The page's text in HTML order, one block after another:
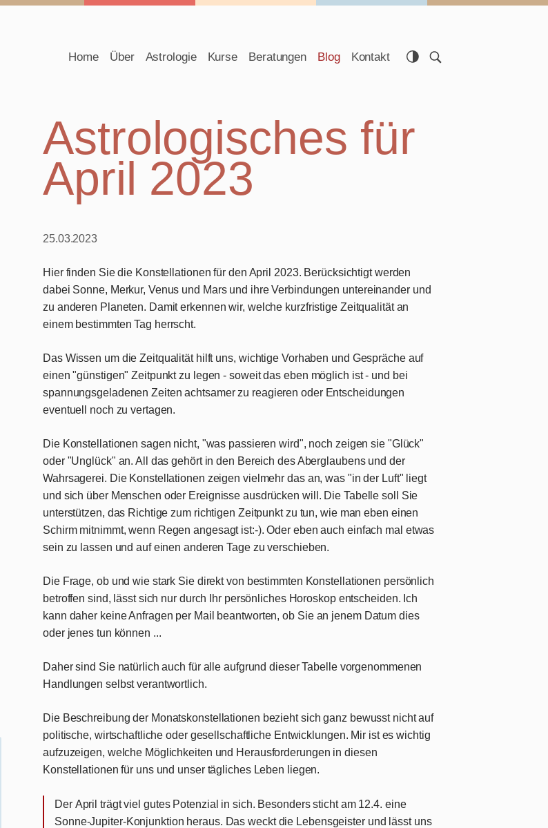
Navigation
überspringen
Home Über Astrologie Kurse Beratungen Blog Kontakt
Astrologisches für
April 2023
25.03.2023
Hier finden Sie die Konstellationen für den April 2023. Berücksichtigt werden
dabei Sonne, Merkur, Venus und Mars und ihre Verbindungen untereinander und
zu anderen Planeten. Damit erkennen wir, welche kurzfristige Zeitqualität an
einem bestimmten Tag herrscht.
Das Wissen um die Zeitqualität hilft uns, wichtige Vorhaben und Gespräche auf
einen "günstigen" Zeitpunkt zu legen - soweit das eben möglich ist - und bei
spannungsgeladenen Zeiten achtsamer zu reagieren oder Entscheidungen
eventuell noch zu vertagen.
Die Konstellationen sagen nicht, "was passieren wird", noch zeigen sie "Glück"
oder "Unglück" an. All das gehört in den Bereich des Aberglaubens und der
Wahrsagerei. Die Konstellationen zeigen vielmehr das an, was "in der Luft" liegt
und sich über Menschen oder Ereignisse ausdrücken will. Die Tabelle soll Sie
unterstützen, das Richtige zum richtigen Zeitpunkt zu tun, wie man eben einen
Schirm mitnimmt, wenn Regen angesagt ist:-). Oder eben auch einfach mal etwas
sein zu lassen und auf einen anderen Tage zu verschieben.
Die Frage, ob und wie stark Sie direkt von bestimmten Konstellationen persönlich
betroffen sind, lässt sich nur durch Ihr persönliches Horoskop entscheiden. Ich
kann daher keine Anfragen per Mail beantworten, ob Sie an jenem Datum dies
oder jenes tun können ...
Daher sind Sie natürlich auch für alle aufgrund dieser Tabelle vorgenommenen
Handlungen selbst verantwortlich.
Die Beschreibung der Monatskonstellationen bezieht sich ganz bewusst nicht auf
politische, wirtschaftliche oder gesellschaftliche Entwicklungen. Mir ist es wichtig
aufzuzeigen, welche Möglichkeiten und Herausforderungen in diesen
Konstellationen für uns und unser tägliches Leben liegen.
Der Aprilträgt viel gutes Potenzial in sich. Besonders sticht am 12.4. eine
Sonne-Jupiter-Konjunktion heraus. Das weckt die Lebensgeister und lässt uns